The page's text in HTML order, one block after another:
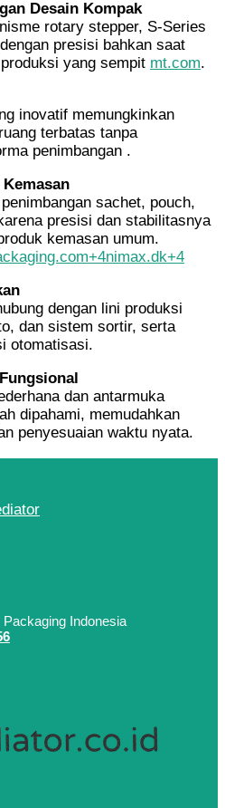
Desain Kompak
rotary stepper, S‑Series
presisi bahkan saat
yang sempit mt.com.
inovatif memungkinkan
terbatas tanpa
penimbangan .
sachet, pouch,
presisi dan stabilitasnya
kemasan umum.
+4nimax.dk+4
dengan lini produksi
dan sistem sortir, serta
otomatisasi.
dan antarmuka
dipahami, memudahkan
penyesuaian waktu nyata.
Indonesia